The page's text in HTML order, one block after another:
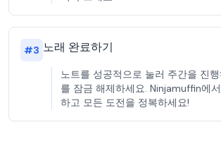
#3 노래 완료하기
노트를 성공적으로 눌러 주간을 진
를 잠금 해제하세요. Ninjamuffin에
하고 모든 도전을 정복하세요!